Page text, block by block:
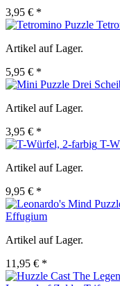
3,95 € *
Artikel auf Lager.
5,95 € *
Artikel auf Lager.
3,95 € *
T-
Artikel auf Lager.
9,95 € *
Effugium
Artikel auf Lager.
11,95 € *